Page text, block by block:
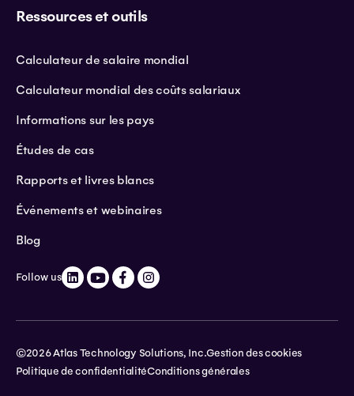
Ressources et outils
Calculateur de salaire mondial
Calculateur mondial des coûts salariaux
Informations sur les pays
Études de cas
Rapports et livres blancs
Événements et webinaires
Blog
Follow us
©2026 Atlas Technology Solutions, Inc.Gestion des cookies
Politique de confidentialitéConditions générales